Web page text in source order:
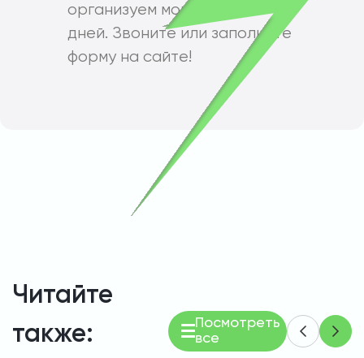
организуем монтаж за 30–90
дней. Звоните или заполните
форму на сайте!
Читайте
также:
Посмотреть
все